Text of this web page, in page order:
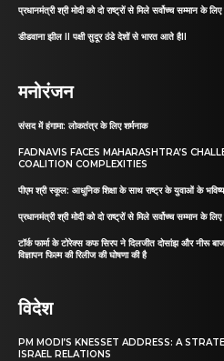
प्रधानमंत्री श्री मोदी को दो राष्ट्रों से मिले सर्वोच्च सम्मान के
डीडवाना झील II पक्षी सुदूर ठंडे देशों से भारत आते हैII
मनोरंजन
संसद में हंगामा: लोकतंत्र के लिए शर्मनाक
FADNAVIS FACES MAHARASHTRA’S
COALITION COMPLEXITIES
पीएम श्री स्कूल: आधुनिक शिक्षा के साथ राष्ट्र के युवाओं के भविष्य
प्रधानमंत्री श्री मोदी को दो राष्ट्रों से मिले सर्वोच्च सम्मान के
टॉर्क फार्मा के टोरेक्स कफ सिरप ने दिलजीत दोसांझ और नीरू
विज्ञापन फिल्म की रिलीज की घोषणा की है
विदेश
PM MODI’S KNESSET ADDRESS: A
ISRAEL RELATIONS